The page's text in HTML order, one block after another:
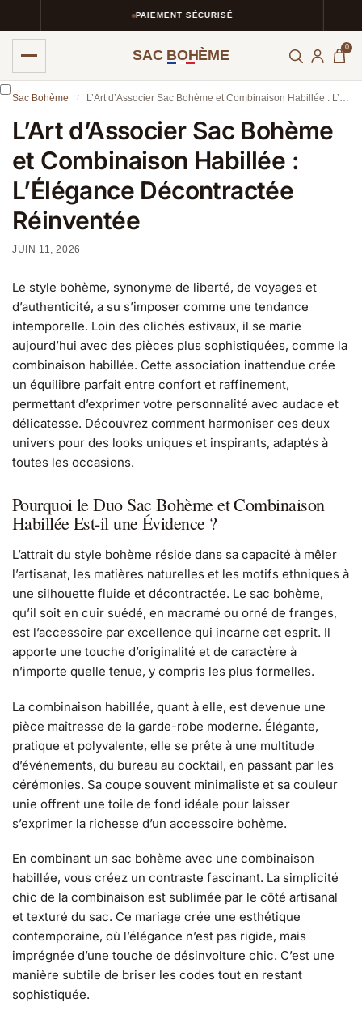
PAIEMENT SÉCURISÉ
SAC BOHÈME 0
Sac Bohème / L’Art d’Associer Sac Bohème et Combinaison Habillée : L’Élégance Décontractée Réinventée
L’Art d’Associer Sac Bohème
et Combinaison Habillée :
L’Élégance Décontractée
Réinventée
JUIN 11, 2026
Le style bohème, synonyme de liberté, de voyages et
d’authenticité, a su s’imposer comme une tendance
intemporelle. Loin des clichés estivaux, il se marie
aujourd’hui avec des pièces plus sophistiquées, comme la
combinaison habillée. Cette association inattendue crée
un équilibre parfait entre confort et raffinement,
permettant d’exprimer votre personnalité avec audace et
délicatesse. Découvrez comment harmoniser ces deux
univers pour des looks uniques et inspirants, adaptés à
toutes les occasions.
Pourquoi le Duo Sac Bohème et Combinaison
Habillée Est-il une Évidence ?
L’attrait du style bohème réside dans sa capacité à mêler
l’artisanat, les matières naturelles et les motifs ethniques à
une silhouette fluide et décontractée. Le sac bohème,
qu’il soit en cuir suédé, en macramé ou orné de franges,
est l’accessoire par excellence qui incarne cet esprit. Il
apporte une touche d’originalité et de caractère à
n’importe quelle tenue, y compris les plus formelles.
La combinaison habillée, quant à elle, est devenue une
pièce maîtresse de la garde-robe moderne. Élégante,
pratique et polyvalente, elle se prête à une multitude
d’événements, du bureau au cocktail, en passant par les
cérémonies. Sa coupe souvent minimaliste et sa couleur
unie offrent une toile de fond idéale pour laisser
s’exprimer la richesse d’un accessoire bohème.
En combinant un sac bohème avec une combinaison
habillée, vous créez un contraste fascinant. La simplicité
chic de la combinaison est sublimée par le côté artisanal
et texturé du sac. Ce mariage crée une esthétique
contemporaine, où l’élégance n’est pas rigide, mais
imprégnée d’une touche de désinvolture chic. C’est une
manière subtile de briser les codes tout en restant
sophistiquée.